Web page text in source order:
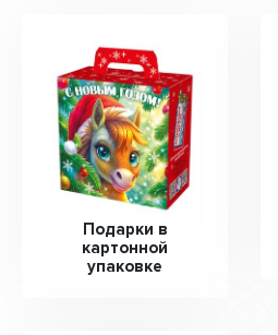
Подарки в
картонной
упаковке